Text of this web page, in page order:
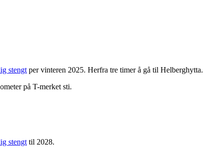
stengt per vinteren 2025. Herfra tre timer å gå til Helberghytta.
på T-merket sti.
stengt til 2028.